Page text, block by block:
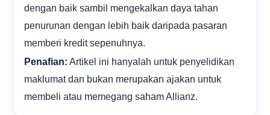
dengan baik sambil mengekalkan daya tahan
penurunan dengan lebih baik daripada pasaran
memberi kredit sepenuhnya.
Penafian: Artikel ini hanyalah untuk penyelidikan
maklumat dan bukan merupakan ajakan untuk
membeli atau memegang saham Allianz.